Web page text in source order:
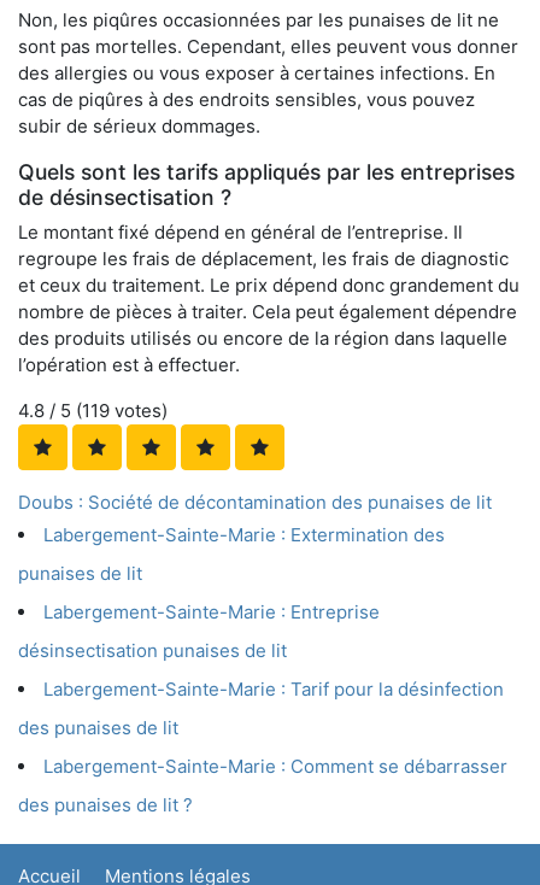
Non, les piqûres occasionnées par les punaises de lit ne
sont pas mortelles. Cependant, elles peuvent vous donner
des allergies ou vous exposer à certaines infections. En
cas de piqûres à des endroits sensibles, vous pouvez
subir de sérieux dommages.
Quels sont les tarifs appliqués par les entreprises
de désinsectisation ?
Le montant fixé dépend en général de l’entreprise. Il
regroupe les frais de déplacement, les frais de diagnostic
et ceux du traitement. Le prix dépend donc grandement du
nombre de pièces à traiter. Cela peut également dépendre
des produits utilisés ou encore de la région dans laquelle
l’opération est à effectuer.
4.8 / 5 (119 votes)
Doubs : Société de décontamination des punaises de lit
Labergement-Sainte-Marie : Extermination des
punaises de lit
Labergement-Sainte-Marie : Entreprise
désinsectisation punaises de lit
Labergement-Sainte-Marie : Tarif pour la désinfection
des punaises de lit
Labergement-Sainte-Marie : Comment se débarrasser
des punaises de lit ?
Accueil Mentions légales